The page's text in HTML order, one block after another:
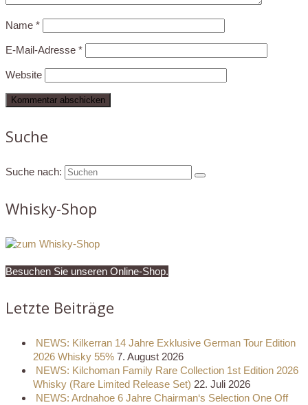
Name *
E-Mail-Adresse *
Website
Suche
Suche nach:
Whisky-Shop
Besuchen Sie unseren Online-Shop.
Letzte Beiträge
NEWS: Kilkerran 14 Jahre Exklusive German Tour Edition
2026 Whisky 55% 7. August 2026
NEWS: Kilchoman Family Rare Collection 1st Edition 2026
Whisky (Rare Limited Release Set) 22. Juli 2026
NEWS: Ardnahoe 6 Jahre Chairman‘s Selection One Off